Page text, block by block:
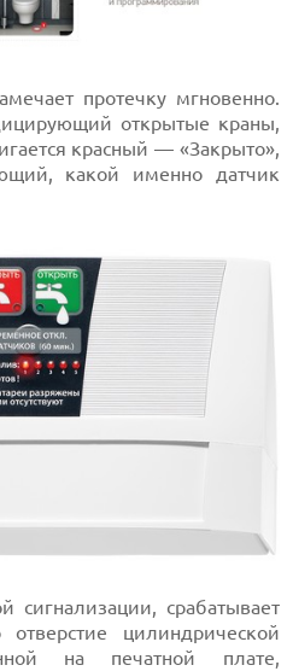
протечку мгновенно.
открытые краны,
красный — «Закрыто»,
какой именно датчик
сигнализации, срабатывает
цилиндрической
на печатной плате,